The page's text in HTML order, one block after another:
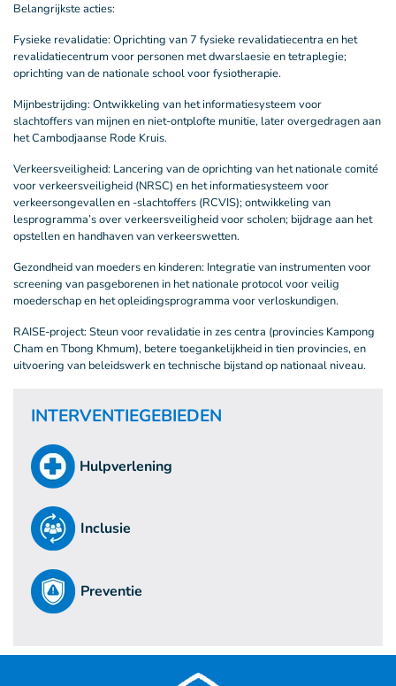
Belangrijkste acties:
Fysieke revalidatie: Oprichting van 7 fysieke revalidatiecentra en het
revalidatiecentrum voor personen met dwarslaesie en tetraplegie;
oprichting van de nationale school voor fysiotherapie.
Mijnbestrijding: Ontwikkeling van het informatiesysteem voor
slachtoffers van mijnen en niet-ontplofte munitie, later overgedragen aan
het Cambodjaanse Rode Kruis.
Verkeersveiligheid: Lancering van de oprichting van het nationale comité
voor verkeersveiligheid (NRSC) en het informatiesysteem voor
verkeersongevallen en -slachtoffers (RCVIS); ontwikkeling van
lesprogramma’s over verkeersveiligheid voor scholen; bijdrage aan het
opstellen en handhaven van verkeerswetten.
Gezondheid van moeders en kinderen: Integratie van instrumenten voor
screening van pasgeborenen in het nationale protocol voor veilig
moederschap en het opleidingsprogramma voor verloskundigen.
RAISE-project: Steun voor revalidatie in zes centra (provincies Kampong
Cham en Tbong Khmum), betere toegankelijkheid in tien provincies, en
uitvoering van beleidswerk en technische bijstand op nationaal niveau.
INTERVENTIEGEBIEDEN
Hulpverlening
Inclusie
Preventie